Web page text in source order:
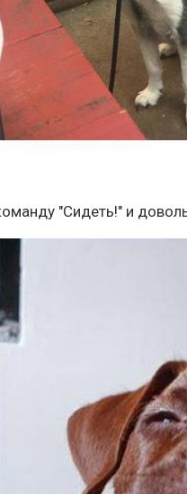
"Сидеть!" и